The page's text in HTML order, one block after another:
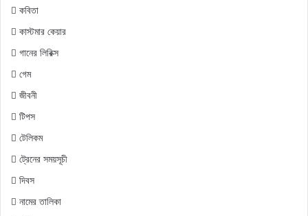
কবিতা
কাস্টমার কেয়ার
গানের লিরিক্স
গেম
জীবনী
টিপস
টেলিকম
ট্রেনের সময়সূচী
দিবস
নামের তালিকা